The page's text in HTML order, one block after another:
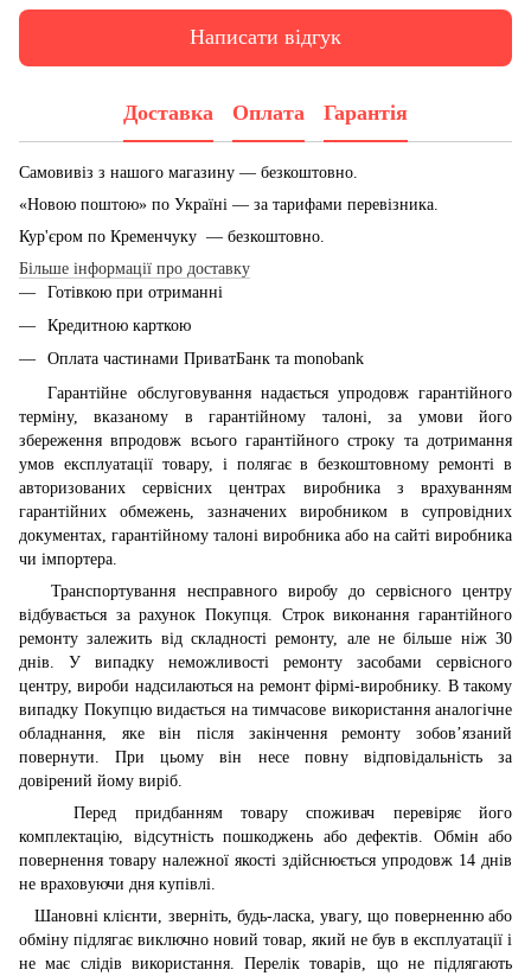
Написати відгук
Доставка Оплата Гарантія
Самовивіз з нашого магазину — безкоштовно.
«Новою поштою» по Україні — за тарифами перевізника.
Кур'єром по Кременчуку — безкоштовно.
Більше інформації про доставку
Готівкою при отриманні
Кредитною карткою
Оплата частинами ПриватБанк та monobank
Гарантійне обслуговування надається упродовж гарантійного
терміну, вказаному в гарантійному талоні, за умови його
збереження впродовж всього гарантійного строку та дотримання
умов експлуатації товару, і полягає в безкоштовному ремонті в
авторизованих сервісних центрах виробника з врахуванням
гарантійних обмежень, зазначених виробником в супровідних
документах, гарантійному талоні виробника або на сайті виробника
чи імпортера.
Транспортування несправного виробу до сервісного центру
відбувається за рахунок Покупця. Строк виконання гарантійного
ремонту залежить від складності ремонту, але не більше ніж 30
днів. У випадку неможливості ремонту засобами сервісного
центру, вироби надсилаються на ремонт фірмі-виробнику. В такому
випадку Покупцю видається на тимчасове використання аналогічне
обладнання, яке він після закінчення ремонту зобов’язаний
повернути. При цьому він несе повну відповідальність за
довірений йому виріб.
Перед придбанням товару споживач перевіряє його
комплектацію, відсутність пошкоджень або дефектів. Обмін або
повернення товару належної якості здійснюється упродовж 14 днів
не враховуючи дня купівлі.
Шановні клієнти, зверніть, будь-ласка, увагу, що поверненню або
обміну підлягає виключно новий товар, який не був в експлуатації і
не має слідів використання. Перелік товарів, що не підлягають